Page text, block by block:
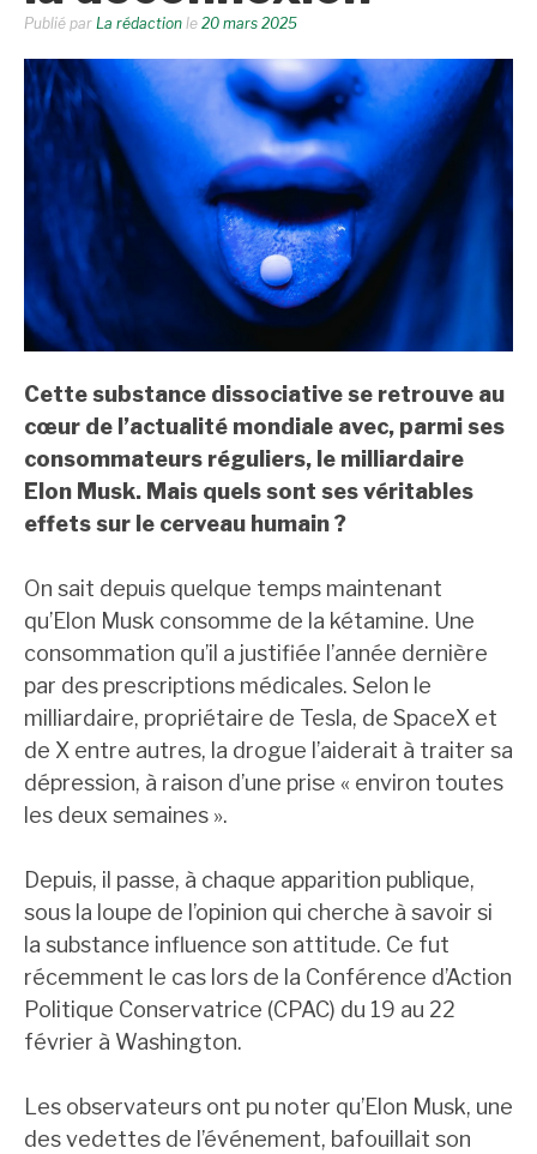
Publié par La rédaction le 20 mars 2025
Cette substance dissociative se retrouve au
cœur de l’actualité mondiale avec, parmi ses
consommateurs réguliers, le milliardaire
Elon Musk. Mais quels sont ses véritables
effets sur le cerveau humain ?
On sait depuis quelque temps maintenant
qu’Elon Musk consomme de la kétamine. Une
consommation qu’il a justifiée l’année dernière
par des prescriptions médicales. Selon le
milliardaire, propriétaire de Tesla, de SpaceX et
de X entre autres, la drogue l’aiderait à traiter sa
dépression, à raison d’une prise « environ toutes
les deux semaines ».
Depuis, il passe, à chaque apparition publique,
sous la loupe de l’opinion qui cherche à savoir si
la substance influence son attitude. Ce fut
récemment le cas lors de la Conférence d’Action
Politique Conservatrice (CPAC) du 19 au 22
février à Washington.
Les observateurs ont pu noter qu’Elon Musk, une
des vedettes de l’événement, bafouillait son